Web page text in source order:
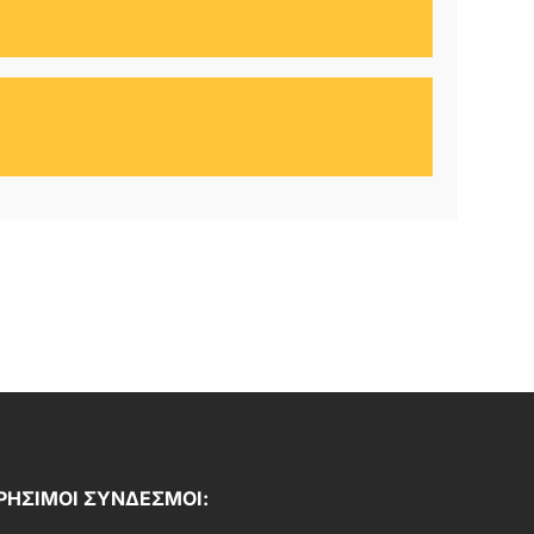
ΣΥΝΔΕΣΜΟΙ: